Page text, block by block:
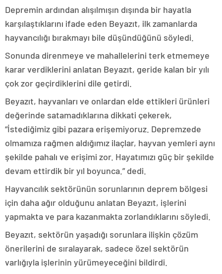
Depremin ardından alışılmışın dışında bir hayatla
karşılaştıklarını ifade eden Beyazıt, ilk zamanlarda
hayvancılığı bırakmayı bile düşündüğünü söyledi.
Sonunda direnmeye ve mahallelerini terk etmemeye
karar verdiklerini anlatan Beyazıt, geride kalan bir yılı
çok zor geçirdiklerini dile getirdi.
Beyazıt, hayvanları ve onlardan elde ettikleri ürünleri
değerinde satamadıklarına dikkati çekerek,
“İstediğimiz gibi pazara erişemiyoruz. Depremzede
olmamıza rağmen aldığımız ilaçlar, hayvan yemleri aynı
şekilde pahalı ve erişimi zor. Hayatımızı güç bir şekilde
devam ettirdik bir yıl boyunca.” dedi.
Hayvancılık sektörünün sorunlarının deprem bölgesi
için daha ağır olduğunu anlatan Beyazıt, işlerini
yapmakta ve para kazanmakta zorlandıklarını söyledi.
Beyazıt, sektörün yaşadığı sorunlara ilişkin çözüm
önerilerini de sıralayarak, sadece özel sektörün
varlığıyla işlerinin yürümeyeceğini bildirdi.